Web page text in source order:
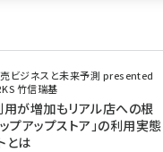
売ビジネスと未来予測 presented
竹信瑞基
が増加もリアル店への根
プアップストア」の利用実態
とは